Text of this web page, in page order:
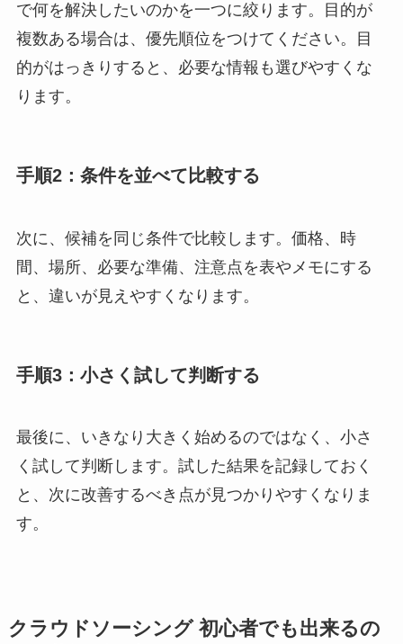
で何を解決したいのかを一つに絞ります。目的が
複数ある場合は、優先順位をつけてください。目
的がはっきりすると、必要な情報も選びやすくな
ります。
手順2：条件を並べて比較する
次に、候補を同じ条件で比較します。価格、時
間、場所、必要な準備、注意点を表やメモにする
と、違いが見えやすくなります。
手順3：小さく試して判断する
最後に、いきなり大きく始めるのではなく、小さ
く試して判断します。試した結果を記録しておく
と、次に改善するべき点が見つかりやすくなりま
す。
クラウドソーシング 初心者でも出来るの